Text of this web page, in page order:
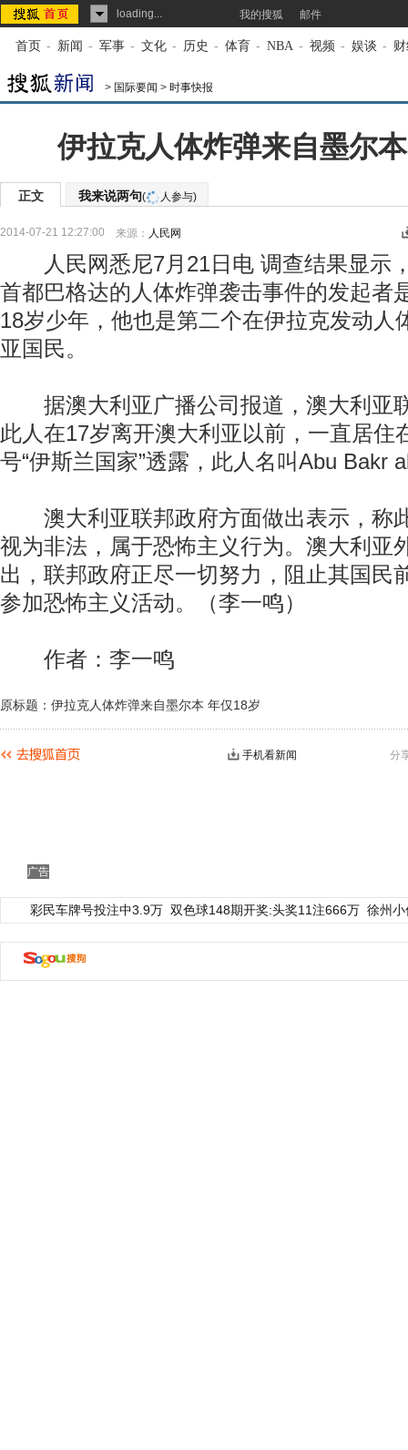
loading... 我的搜狐 邮件
首页 - 新闻 - 军事 - 文化 - 历史 - 体育 - NBA - 视频 - 娱谈 -
> 国际要闻 > 时事快报
伊拉克人体炸弹来自墨尔
正文 我来说两句( 人参与)
2014-07-21 12:27:00 来源： 人民网
人民网悉尼7月21日电 调查结果显示
首都巴格达的人体炸弹袭击事件的发起者
18岁少年，他也是第二个在伊拉克发动人
亚国民。
据澳大利亚广播公司报道，澳大利亚
此人在17岁离开澳大利亚以前，一直居住
号“伊斯兰国家”透露，此人名叫Abu Bakr
澳大利亚联邦政府方面做出表示，称
视为非法，属于恐怖主义行为。澳大利亚
出，联邦政府正尽一切努力，阻止其国民
参加恐怖主义活动。（李一鸣）
作者：李一鸣
原标题：伊拉克人体炸弹来自墨尔本 年仅18岁
分
手机看新闻
广告
彩民车牌号投注中3.9万 双色球148期开奖:头奖11注666万 徐州